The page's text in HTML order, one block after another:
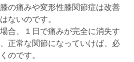
の痛みや変形性膝関節症は改善
ないのです。
合、１日で痛みが完全に消失す
正常な関節になっていけば、必
のです。